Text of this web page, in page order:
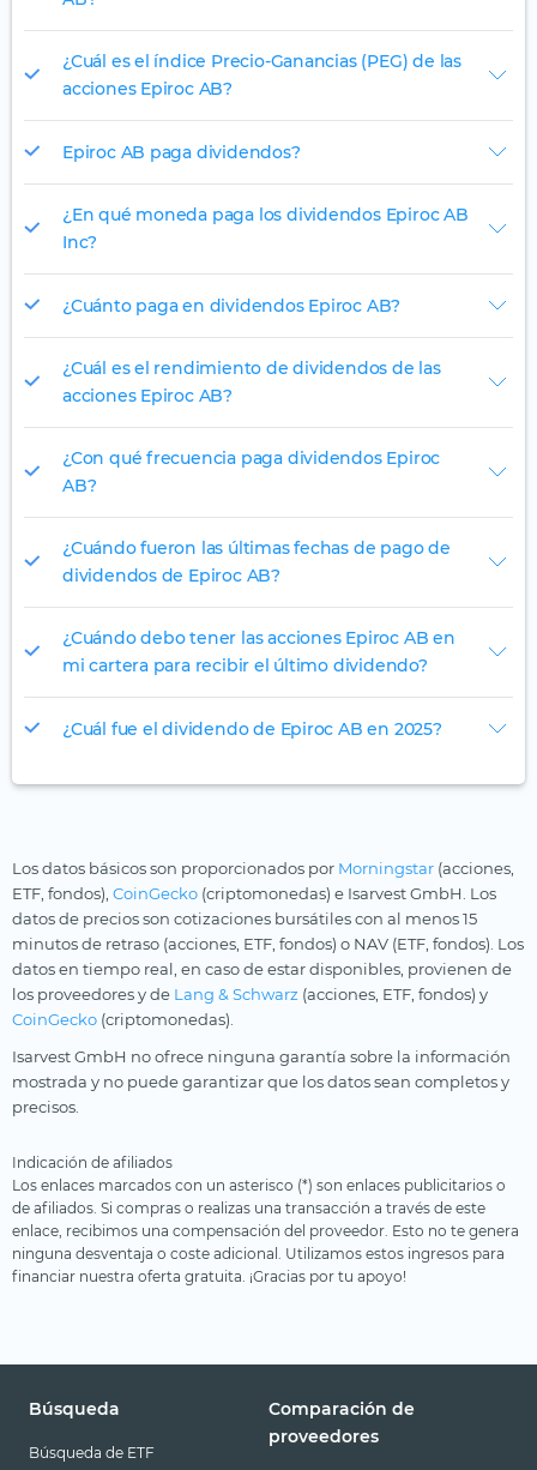
¿Cuál es el índice Precio-Ganancias (PEG) de las
acciones Epiroc AB?
Epiroc AB paga dividendos?
¿En qué moneda paga los dividendos Epiroc AB
Inc?
¿Cuánto paga en dividendos Epiroc AB?
¿Cuál es el rendimiento de dividendos de las
acciones Epiroc AB?
¿Con qué frecuencia paga dividendos Epiroc
AB?
¿Cuándo fueron las últimas fechas de pago de
dividendos de Epiroc AB?
¿Cuándo debo tener las acciones Epiroc AB en
mi cartera para recibir el último dividendo?
¿Cuál fue el dividendo de Epiroc AB en 2025?
Los datos básicos son proporcionados por Morningstar (acciones,
ETF, fondos), CoinGecko (criptomonedas) e Isarvest GmbH. Los
datos de precios son cotizaciones bursátiles con al menos 15
minutos de retraso (acciones, ETF, fondos) o NAV (ETF, fondos). Los
datos en tiempo real, en caso de estar disponibles, provienen de
los proveedores y de Lang & Schwarz (acciones, ETF, fondos) y
CoinGecko (criptomonedas).
Isarvest GmbH no ofrece ninguna garantía sobre la información
mostrada y no puede garantizar que los datos sean completos y
precisos.
Indicación de afiliados
Los enlaces marcados con un asterisco (*) son enlaces publicitarios o
de afiliados. Si compras o realizas una transacción a través de este
enlace, recibimos una compensación del proveedor. Esto no te genera
ninguna desventaja o coste adicional. Utilizamos estos ingresos para
financiar nuestra oferta gratuita. ¡Gracias por tu apoyo!
Búsqueda
Búsqueda de ETF
Comparación de
proveedores